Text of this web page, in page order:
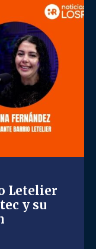
Letelier
y su